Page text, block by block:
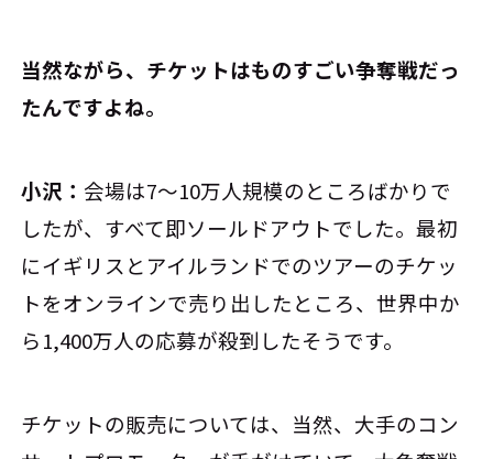
――当然ながら、チケットはものすごい争奪戦だっ
たんですよね。
小沢： 会場は7～10万人規模のところばかりで
したが、すべて即ソールドアウトでした。最初
にイギリスとアイルランドでのツアーのチケッ
トをオンラインで売り出したところ、世界中か
ら1,400万人の応募が殺到したそうです。
チケットの販売については、当然、大手のコン